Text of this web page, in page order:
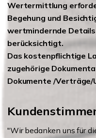
Wertermittlung
Begehung und
wertmindernde
berücksichtigt.
Das kostenpflichtige
zugehörige
Dokumente /Verträge/
"Wir bedanken uns für